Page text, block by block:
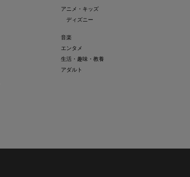
アニメ・キッズ
ディズニー
音楽
エンタメ
生活・趣味・教養
アダルト